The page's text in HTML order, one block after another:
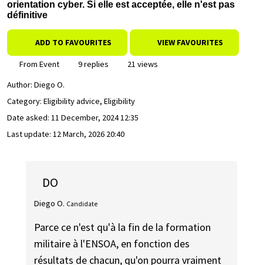
orientation cyber. Si elle est acceptée, elle n'est pas
définitive
ADD TO FAVOURITES VIEW FAVOURITES
From Event 9 replies
21 views
Author: Diego O.
Category: Eligibility advice, Eligibility
Date asked: 11 December, 2024 12:35
Last update: 12 March, 2026 20:40
DO
Diego O. Candidate
Parce ce n'est qu'à la fin de la formation
militaire à l'ENSOA, en fonction des
résultats de chacun, qu'on pourra vraiment